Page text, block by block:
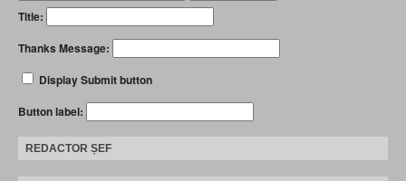
Title:
Thanks Message:
Display Submit button
Button label:
REDACTOR ȘEF